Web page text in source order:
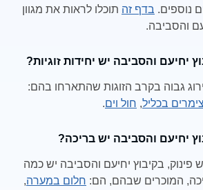
נוספים. בדף זה תוכלו לראות את מגוון
והסביבה.
יחיעם והסביבה יש יחידות זוגיות?
גבוה בקרב הזוגות שהתארחו בהם:
בכליל, חול וים.
יחיעם והסביבה יש בריכה?
בקיבוץ יחיעם והסביבה יש כמה
המוכרים שבהם, הם: חלום במערה,